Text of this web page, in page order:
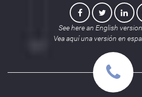
See here an English
Vea aquí una versión en